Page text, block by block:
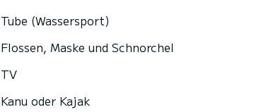
Tube (Wassersport)
Flossen, Maske und Schnorchel
TV
Kanu oder Kajak